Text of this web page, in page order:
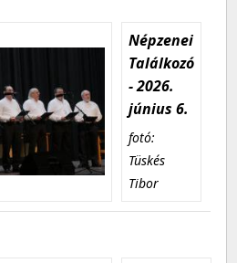
Népzenei
Találkozó
- 2026.
június 6.
fotó:
Tüskés
Tibor